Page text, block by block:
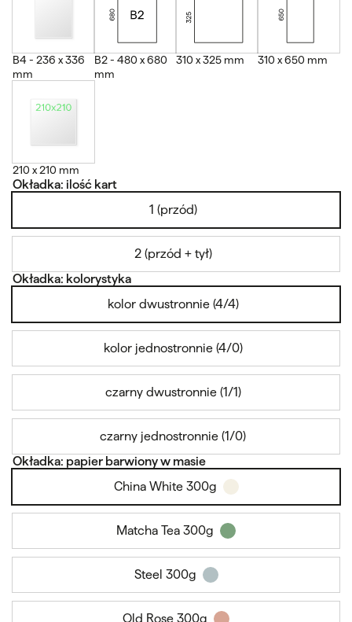
B4 - 236 x 336
mm
B2 - 480 x 680
mm
310 x 325 mm 310 x 650 mm
210 x 210 mm
Okładka: ilość kart
1 (przód)
2 (przód + tył)
Okładka: kolorystyka
kolor dwustronnie (4/4)
kolor jednostronnie (4/0)
czarny dwustronnie (1/1)
czarny jednostronnie (1/0)
Okładka: papier barwiony w masie
China White 300g
Matcha Tea 300g
Steel 300g
Old Rose 300g